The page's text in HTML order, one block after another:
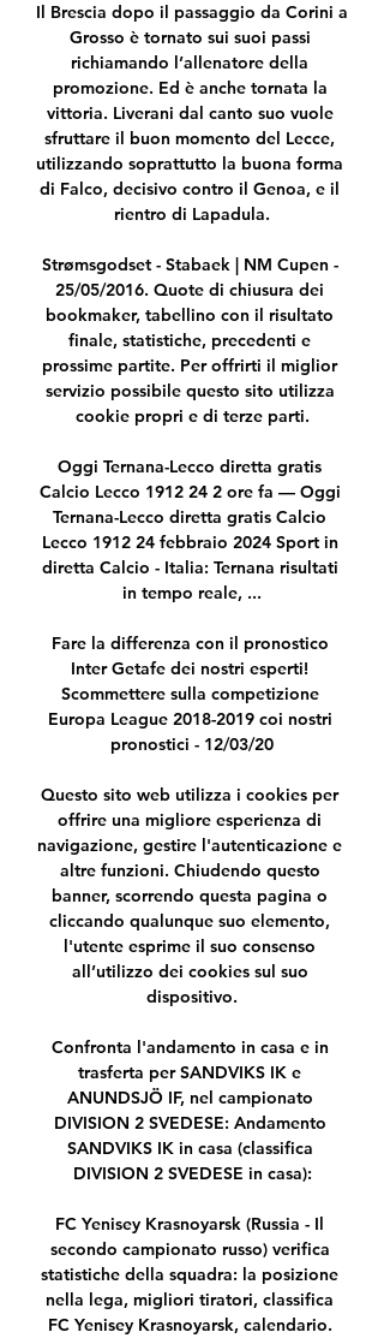
Il Brescia dopo il passaggio da Corini a
Grosso è tornato sui suoi passi
richiamando l’allenatore della
promozione. Ed è anche tornata la
vittoria. Liverani dal canto suo vuole
sfruttare il buon momento del Lecce,
utilizzando soprattutto la buona forma
di Falco, decisivo contro il Genoa, e il
rientro di Lapadula.
Strømsgodset - Stabaek | NM Cupen -
25/05/2016. Quote di chiusura dei
bookmaker, tabellino con il risultato
finale, statistiche, precedenti e
prossime partite. Per offrirti il miglior
servizio possibile questo sito utilizza
cookie propri e di terze parti.
Oggi Ternana-Lecco diretta gratis
Calcio Lecco 1912 24 2 ore fa — Oggi
Ternana-Lecco diretta gratis Calcio
Lecco 1912 24 febbraio 2024 Sport in
diretta Calcio - Italia: Ternana risultati
in tempo reale, ...
Fare la differenza con il pronostico
Inter Getafe dei nostri esperti!
Scommettere sulla competizione
Europa League 2018-2019 coi nostri
pronostici - 12/03/20
Questo sito web utilizza i cookies per
offrire una migliore esperienza di
navigazione, gestire l'autenticazione e
altre funzioni. Chiudendo questo
banner, scorrendo questa pagina o
cliccando qualunque suo elemento,
l'utente esprime il suo consenso
all’utilizzo dei cookies sul suo
dispositivo.
Confronta l'andamento in casa e in
trasferta per SANDVIKS IK e
ANUNDSJÖ IF, nel campionato
DIVISION 2 SVEDESE: Andamento
SANDVIKS IK in casa (classifica
DIVISION 2 SVEDESE in casa):
FC Yenisey Krasnoyarsk (Russia - Il
secondo campionato russo) verifica
statistiche della squadra: la posizione
nella lega, migliori tiratori, classifica
FC Yenisey Krasnoyarsk, calendario.